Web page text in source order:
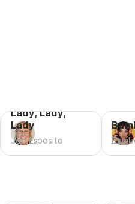
Lady, Lady,
Lady
Joe Esposito